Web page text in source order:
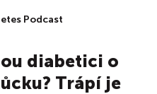
Podcast
diabetici o
Trápí je